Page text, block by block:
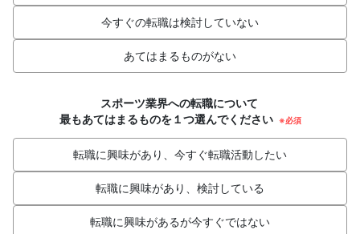
今すぐの転職は検討していない
あてはまるものがない
スポーツ業界への転職について
最もあてはまるものを１つ選んでください ※必須
転職に興味があり、今すぐ転職活動したい
転職に興味があり、検討している
転職に興味があるが今すぐではない